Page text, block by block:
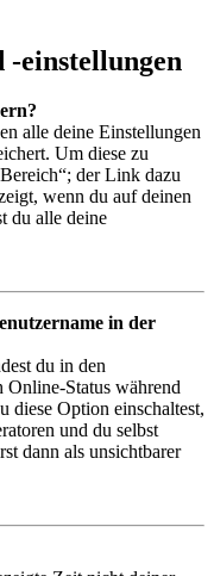
-einstellungen
alle deine Einstellungen
Um diese zu
der Link dazu
wenn du auf deinen
du alle deine
in der
du in den
Online-Status während
diese Option einschaltest,
und du selbst
dann als unsichtbarer